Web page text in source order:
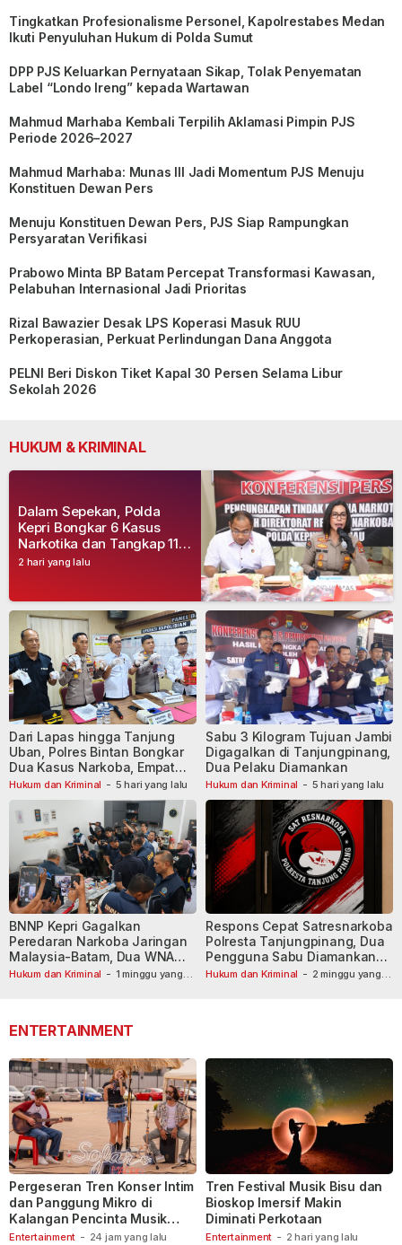
Tingkatkan Profesionalisme Personel, Kapolrestabes Medan
Ikuti Penyuluhan Hukum di Polda Sumut
DPP PJS Keluarkan Pernyataan Sikap, Tolak Penyematan
Label “Londo Ireng” kepada Wartawan
Mahmud Marhaba Kembali Terpilih Aklamasi Pimpin PJS
Periode 2026–2027
Mahmud Marhaba: Munas III Jadi Momentum PJS Menuju
Konstituen Dewan Pers
Menuju Konstituen Dewan Pers, PJS Siap Rampungkan
Persyaratan Verifikasi
Prabowo Minta BP Batam Percepat Transformasi Kawasan,
Pelabuhan Internasional Jadi Prioritas
Rizal Bawazier Desak LPS Koperasi Masuk RUU
Perkoperasian, Perkuat Perlindungan Dana Anggota
PELNI Beri Diskon Tiket Kapal 30 Persen Selama Libur
Sekolah 2026
HUKUM & KRIMINAL
2 hari yang lalu
Dalam Sepekan, Polda
Kepri Bongkar 6 Kasus
Narkotika dan Tangkap 11
Tersangka
Hukum dan Kriminal - 5 hari yang lalu
Dari Lapas hingga Tanjung
Uban, Polres Bintan Bongkar
Dua Kasus Narkoba, Empat
Tersangka Dibekuk
Hukum dan Kriminal - 5 hari yang lalu
Sabu 3 Kilogram Tujuan Jambi
Digagalkan di Tanjungpinang,
Dua Pelaku Diamankan
Hukum dan Kriminal - 1 minggu yang
BNNP Kepri Gagalkan
Peredaran Narkoba Jaringan
Malaysia-Batam, Dua WNA
Masih Diburu
Hukum dan Kriminal - 2 minggu yang
Respons Cepat Satresnarkoba
Polresta Tanjungpinang, Dua
Pengguna Sabu Diamankan
Usai Dilaporkan ke Call Center
ENTERTAINMENT
Entertainment - 24 jam yang lalu
Pergeseran Tren Konser Intim
dan Panggung Mikro di
Kalangan Pencinta Musik
Indonesia
Entertainment - 2 hari yang lalu
Tren Festival Musik Bisu dan
Bioskop Imersif Makin
Diminati Perkotaan